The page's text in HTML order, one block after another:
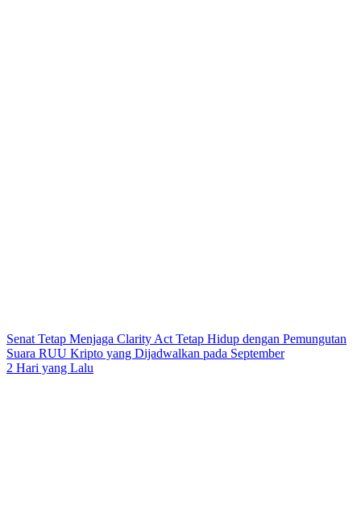
Senat Tetap Menjaga Clarity Act Tetap Hidup dengan Pemungutan
Suara RUU Kripto yang Dijadwalkan pada September
2 Hari yang Lalu